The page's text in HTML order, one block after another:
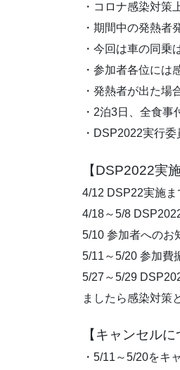
・コロナ感染対策
・期間中の発熱者
・今回は車の同乗
・参加者各位には
・発熱者が出た場
・2泊3日、全食事
・DSP2022実行
【DSP2022実
4/12 DSP22実施
4/18～5/8
5/10 参加者へのお
5/11～5/20 参加費
5/27～5/29
ましたら感染対策
【キャンセルに
・5/11～5/20をキ